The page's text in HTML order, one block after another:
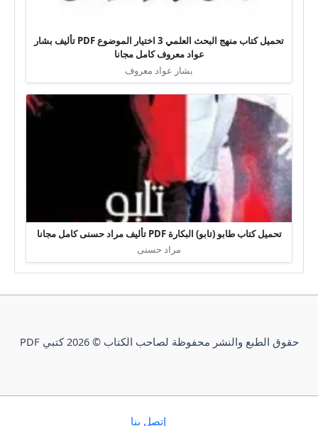
تحميل كتاب منهج البحث العلمي 3 اختيار الموضوع PDF تأليف بشار
عواد معروف كامل مجانا
بشار عواد معروف
تحميل كتاب طابو (تابو) البكارة PDF تأليف مراد حسنى كامل مجانا
مراد حسنى
حقوق الطبع والنشر محفوظة لصاحب الكتاب © 2026 كتبي PDF
إتصل بنا